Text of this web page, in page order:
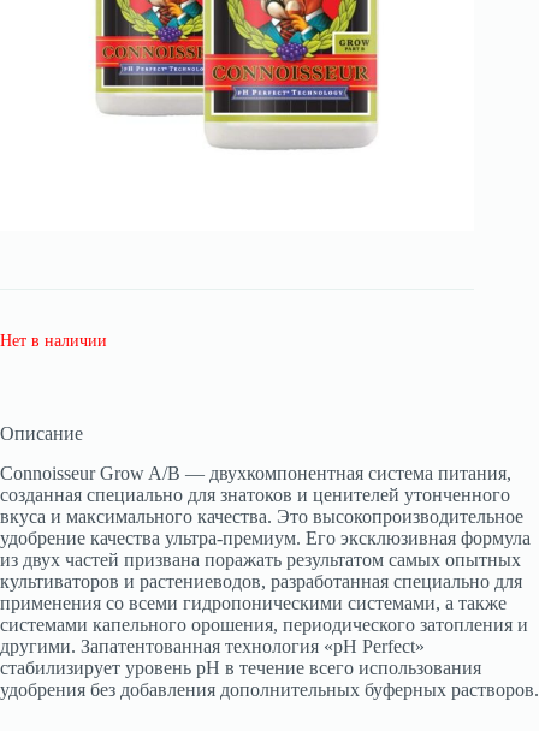
Нет в наличии
Описание
Connoisseur Grow A/B — двухкомпонентная система питания,
созданная специально для знатоков и ценителей утонченного
вкуса и максимального качества. Это высокопроизводительное
удобрение качества ультра-премиум. Его эксклюзивная формула
из двух частей призвана поражать результатом самых опытных
культиваторов и растениеводов, разработанная специально для
применения со всеми гидропоническими системами, а также
системами капельного орошения, периодического затопления и
другими. Запатентованная технология «pH Perfect»
стабилизирует уровень pH в течение всего использования
удобрения без добавления дополнительных буферных растворов.